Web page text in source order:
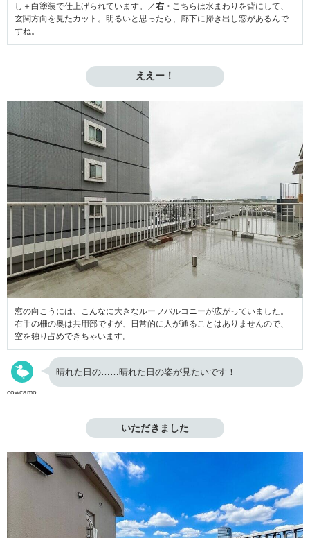
し＋白塗装で仕上げられています。／右・ こちらは水まわりを背にして、
玄関方向を見たカット。明るいと思ったら、廊下に掃き出し窓があるんで
すね。
ええー！
窓の向こうには、こんなに大きなルーフバルコニーが広がっていました。
右手の柵の奥は共用部ですが、日常的に人が通ることはありませんので、
空を独り占めできちゃいます。
cowcamo
晴れた日の……晴れた日の姿が見たいです！
いただきました